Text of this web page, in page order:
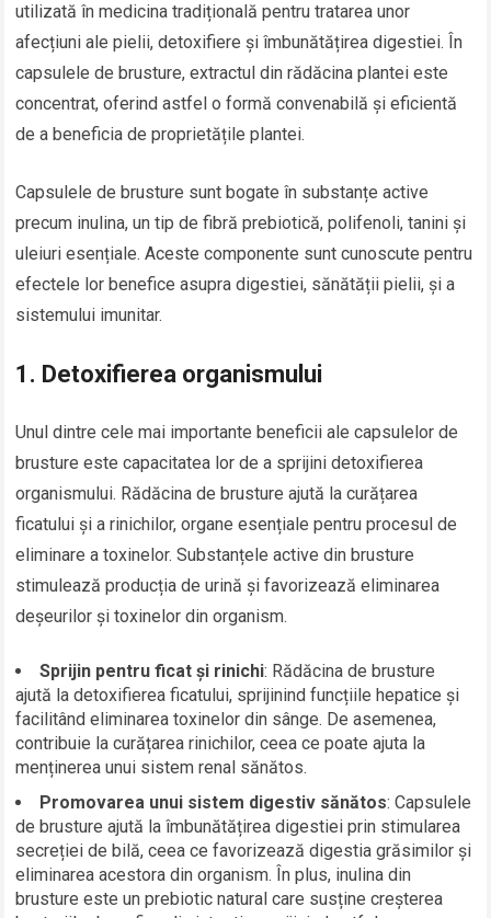
utilizată în medicina tradițională pentru tratarea unor
afecțiuni ale pielii, detoxifiere și îmbunătățirea digestiei. În
capsulele de brusture, extractul din rădăcina plantei este
concentrat, oferind astfel o formă convenabilă și eficientă
de a beneficia de proprietățile plantei.
Capsulele de brusture sunt bogate în substanțe active
precum inulina, un tip de fibră prebiotică, polifenoli, tanini și
uleiuri esențiale. Aceste componente sunt cunoscute pentru
efectele lor benefice asupra digestiei, sănătății pielii, și a
sistemului imunitar.
1. Detoxifierea organismului
Unul dintre cele mai importante beneficii ale capsulelor de
brusture este capacitatea lor de a sprijini detoxifierea
organismului. Rădăcina de brusture ajută la curățarea
ficatului și a rinichilor, organe esențiale pentru procesul de
eliminare a toxinelor. Substanțele active din brusture
stimulează producția de urină și favorizează eliminarea
deșeurilor și toxinelor din organism.
Sprijin pentru ficat și rinichi: Rădăcina de brusture
ajută la detoxifierea ficatului, sprijinind funcțiile hepatice și
facilitând eliminarea toxinelor din sânge. De asemenea,
contribuie la curățarea rinichilor, ceea ce poate ajuta la
menținerea unui sistem renal sănătos.
Promovarea unui sistem digestiv sănătos: Capsulele
de brusture ajută la îmbunătățirea digestiei prin stimularea
secreției de bilă, ceea ce favorizează digestia grăsimilor și
eliminarea acestora din organism. În plus, inulina din
brusture este un prebiotic natural care susține creșterea